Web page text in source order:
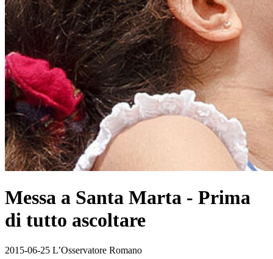
Messa a Santa Marta - Prima
di tutto ascoltare
2015-06-25 L’Osservatore Romano